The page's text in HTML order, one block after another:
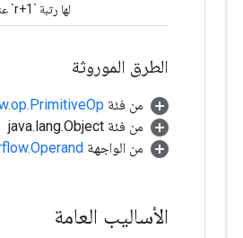
لها رتبة `r+1` عندما يكون `k` عددًا صحيحًا أو `k[0] == k[1]`، أو رتبة `r` بخلاف ذلك.
الطرق الموروثة
من فئة
من فئة java.lang.Object
من الواجهة
الأساليب العامة